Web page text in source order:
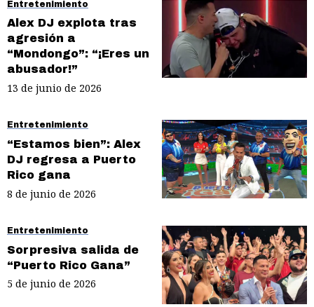
Entretenimiento
Alex DJ explota tras
agresión a
“Mondongo”: “¡Eres un
abusador!”
13 de junio de 2026
Entretenimiento
“Estamos bien”: Alex
DJ regresa a Puerto
Rico gana
8 de junio de 2026
Entretenimiento
Sorpresiva salida de
“Puerto Rico Gana”
5 de junio de 2026